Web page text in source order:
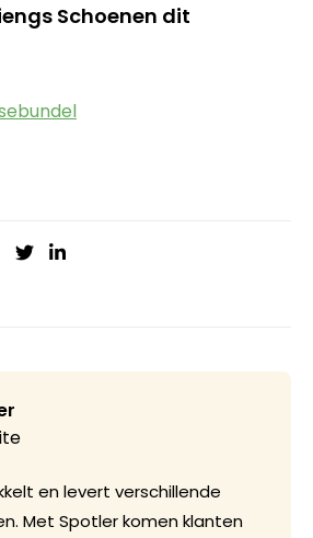
Schoenen dit
en levert verschillende
Met Spotler komen klanten